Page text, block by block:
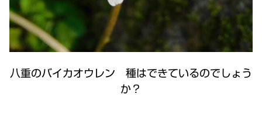
八重のバイカオウレン 種はできているのでしょう
か？